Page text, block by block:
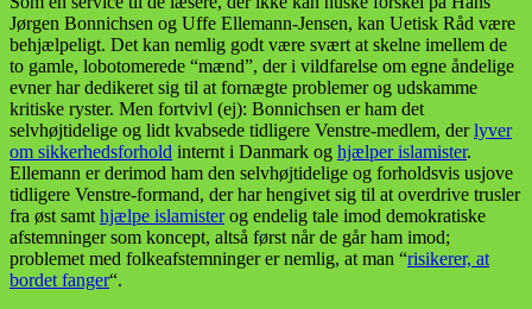
Jørgen Bonnichsen og Uffe Ellemann-Jensen, kan Uetisk Råd være
behjælpeligt. Det kan nemlig godt være svært at skelne imellem de
to gamle, lobotomerede “mænd”, der i vildfarelse om egne åndelige
evner har dedikeret sig til at fornægte problemer og udskamme
kritiske ryster. Men fortvivl (ej): Bonnichsen er ham det
selvhøjtidelige og lidt kvabsede tidligere Venstre-medlem, derlyver
om sikkerhedsforhold internt i Danmark og hjælper islamister.
Ellemann er derimod ham den selvhøjtidelige og forholdsvis usjove
tidligere Venstre-formand, der har hengivet sig til at overdrive trusler
fra øst samthjælpe islamisterog endelig tale imod demokratiske
afstemninger som koncept, altså først når de går ham imod;
problemet med folkeafstemninger er nemlig, at man “risikerer, at
bordet fanger“.